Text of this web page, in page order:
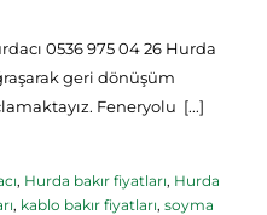
0536 975 04 26 Hurda
geri dönüşüm
Feneryolu [...]
, Hurda bakır fiyatları, Hurda
, kablo bakır fiyatları, soyma